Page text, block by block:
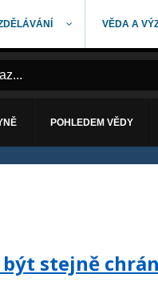
VĚDA A
POHLEDEM VĚDY
stejně